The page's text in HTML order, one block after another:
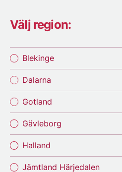
Välj region:
Blekinge
Dalarna
Gotland
Gävleborg
Halland
Jämtland Härjedalen